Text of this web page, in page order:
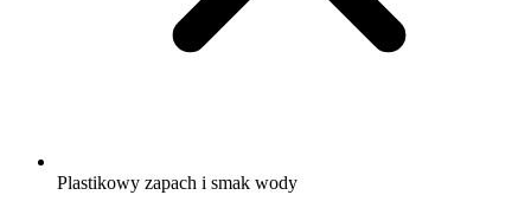
Plastikowy zapach i smak wody